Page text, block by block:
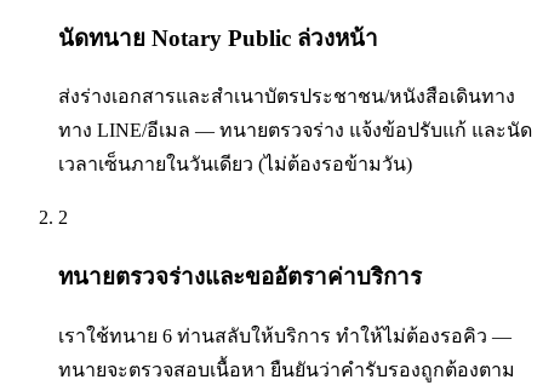
นัดทนาย Notary Public ล่วงหน้า
ส่งร่างเอกสารและสำเนาบัตรประชาชน/หนังสือเดินทาง
ทาง LINE/อีเมล — ทนายตรวจร่าง แจ้งข้อปรับแก้ และนัด
เวลาเซ็นภายในวันเดียว (ไม่ต้องรอข้ามวัน)
2
ทนายตรวจร่างและขออัตราค่าบริการ
เราใช้ทนาย 6 ท่านสลับให้บริการ ทำให้ไม่ต้องรอคิว —
ทนายจะตรวจสอบเนื้อหา ยืนยันว่าคำรับรองถูกต้องตาม